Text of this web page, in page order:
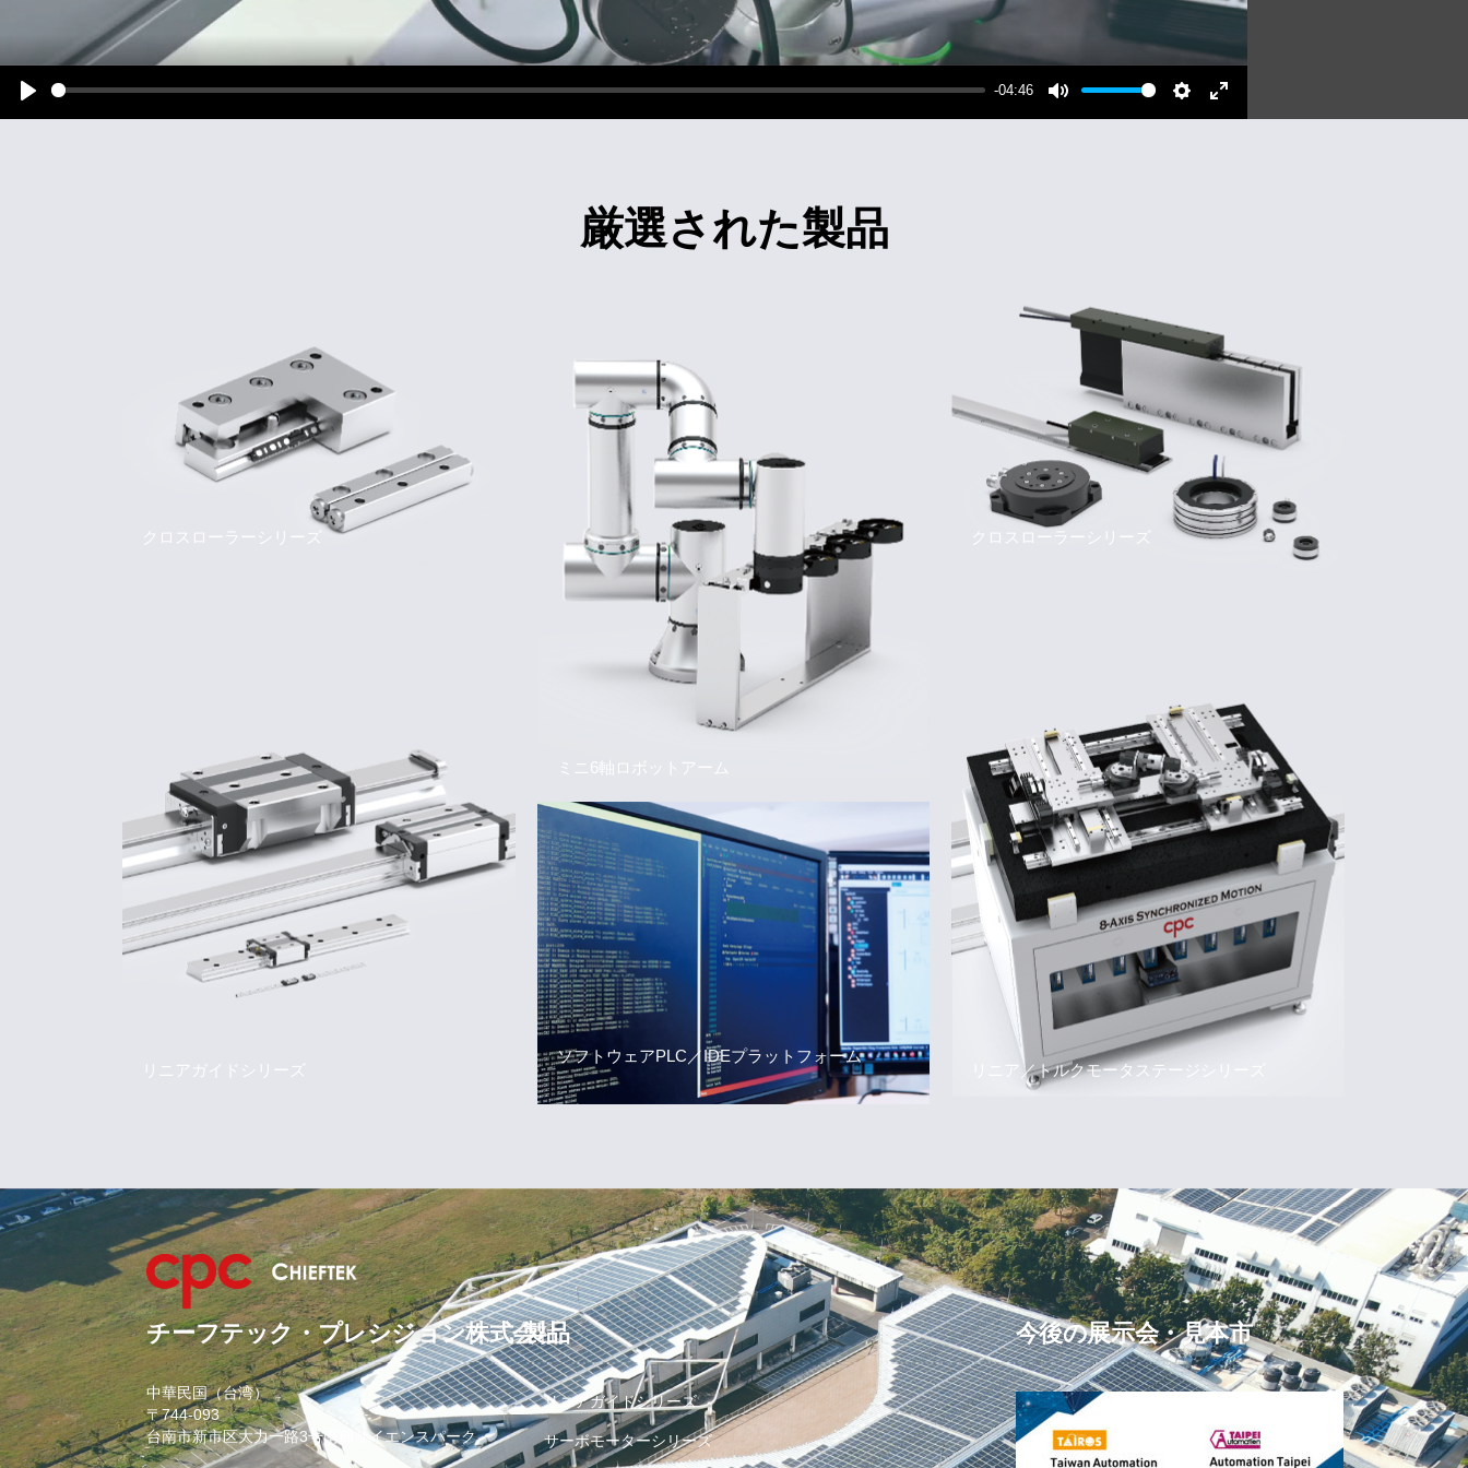
-04:46
厳選された製品
クロスローラーシリーズ
リニアガイドシリーズ
ミニ6軸ロボットアーム
ソフトウェアPLC／IDEプラットフォーム
クロスローラーシリーズ
リニア／トルクモータステージシリーズ
チーフテック・プレシジョン株式会社
中華民国（台湾）
〒744-093
台南市新市区大力一路3号南部サイエンスパーク
製品
リニアガイドシリーズ
サーボモーターシリーズ
今後の展示会・見本市